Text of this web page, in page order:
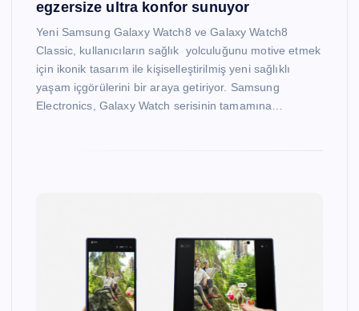
egzersize ultra konfor sunuyor
Yeni Samsung Galaxy Watch8 ve Galaxy Watch8
Classic, kullanıcıların sağlık yolculuğunu motive etmek
için ikonik tasarım ile kişiselleştirilmiş yeni sağlıklı
yaşam içgörülerini bir araya getiriyor. Samsung
Electronics, Galaxy Watch serisinin tamamına…